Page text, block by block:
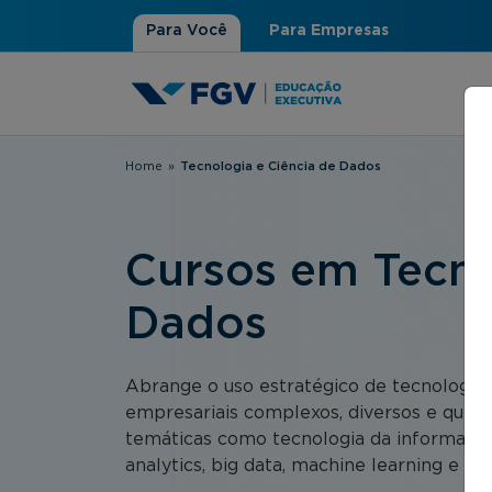
Para Você Para Empresas
Você está aqui
Home » Tecnologia e Ciência de Dados
Cursos em
Dados
Abrange o uso estratégico de
empresariais complexos, diversos e que
temáticas como tecnologia da
analytics, big data, machine learning e